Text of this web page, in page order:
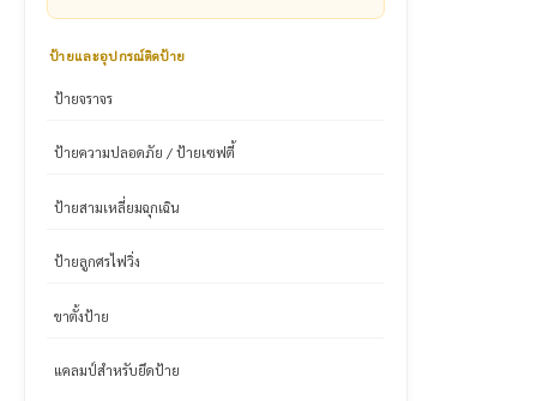
ป้ายและอุปกรณ์ติดป้าย
ป้ายจราจร
ป้ายความปลอดภัย / ป้ายเซฟตี้
ป้ายสามเหลี่ยมฉุกเฉิน
ป้ายลูกศรไฟวิ่ง
ขาตั้งป้าย
แคลมป์สำหรับยึดป้าย